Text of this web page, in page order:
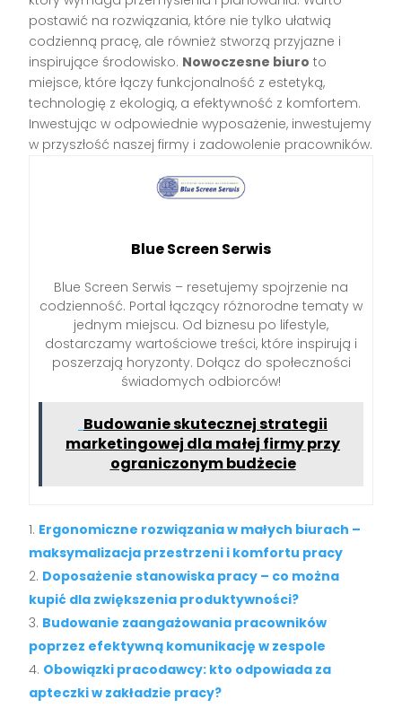
postawić na rozwiązania, które nie tylko ułatwią
codzienną pracę, ale również stworzą przyjazne i
inspirujące środowisko. Nowoczesne biuro to
miejsce, które łączy funkcjonalność z estetyką,
technologię z ekologią, a efektywność z komfortem.
Inwestując w odpowiednie wyposażenie, inwestujemy
w przyszłość naszej firmy i zadowolenie pracowników.
Blue Screen Serwis
Blue Screen Serwis – resetujemy spojrzenie na
codzienność. Portal łączący różnorodne tematy w
jednym miejscu. Od biznesu po lifestyle,
dostarczamy wartościowe treści, które inspirują i
poszerzają horyzonty. Dołącz do społeczności
świadomych odbiorców!
Budowanie skutecznej strategii
marketingowej dla małej firmy przy
ograniczonym budżecie
Ergonomiczne rozwiązania w małych biurach –
maksymalizacja przestrzeni i komfortu pracy
Doposażenie stanowiska pracy – co można
kupić dla zwiększenia produktywności?
Budowanie zaangażowania pracowników
poprzez efektywną komunikację w zespole
Obowiązki pracodawcy: kto odpowiada za
apteczki w zakładzie pracy?